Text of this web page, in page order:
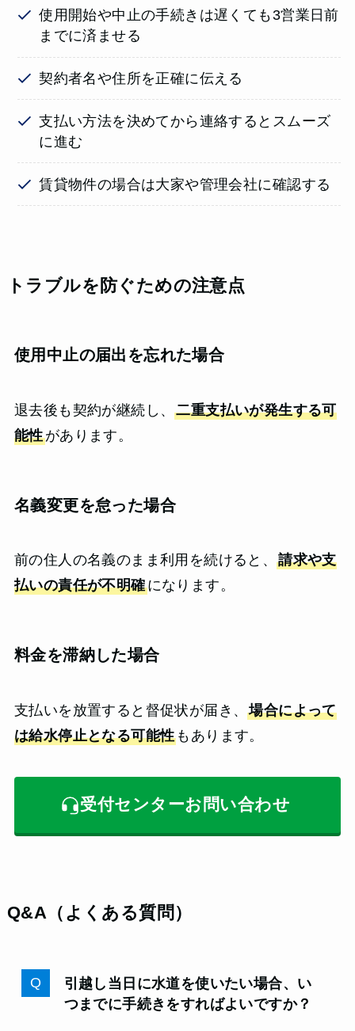
使用開始や中止の手続きは遅くても3営業日前
までに済ませる
契約者名や住所を正確に伝える
支払い方法を決めてから連絡するとスムーズ
に進む
賃貸物件の場合は大家や管理会社に確認する
トラブルを防ぐための注意点
使用中止の届出を忘れた場合
退去後も契約が継続し、二重支払いが発生する可
能性があります。
名義変更を怠った場合
前の住人の名義のまま利用を続けると、請求や支
払いの責任が不明確になります。
料金を滞納した場合
支払いを放置すると督促状が届き、場合によって
は給水停止となる可能性 もあります。
受付センターお問い合わせ
Q&A（よくある質問）
引越し当日に水道を使いたい場合、い
つまでに手続きをすればよいですか？